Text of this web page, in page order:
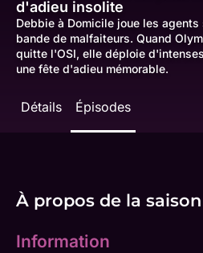
d'adieu insolite
Debbie à Domicile joue les
bande de malfaiteurs. Quand
quitte l'OSI, elle déploie
une fête d'adieu mémorable.
Détails Épisodes
À propos de la
Information